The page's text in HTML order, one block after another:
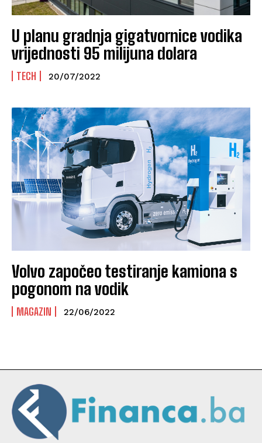
U planu gradnja gigatvornice vodika
vrijednosti 95 milijuna dolara
TECH 20/07/2022
Volvo započeo testiranje kamiona s
pogonom na vodik
MAGAZIN 22/06/2022